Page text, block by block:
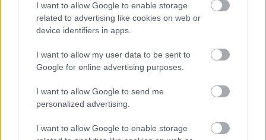
I want to allow Google to enable storage
related to advertising like cookies on web or
device identifiers in apps.
I want to allow my user data to be sent to
Google for online advertising purposes.
I want to allow Google to send me
personalized advertising.
I want to allow Google to enable storage
Zacznij pisać, żeby zobaczyć wyniki lub przyciśnij ESC,
by zamknąć
ZOBACZ WSZYSTKIE WYNIKI